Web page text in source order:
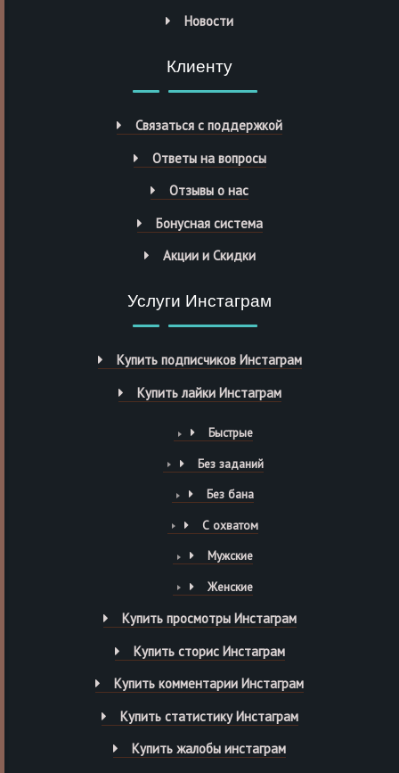
Новости
Клиенту
Связаться с поддержкой
Ответы на вопросы
Отзывы о нас
Бонусная система
Акции и Скидки
Услуги Инстаграм
Купить подписчиков Инстаграм
Купить лайки Инстаграм
Быстрые
Без заданий
Без бана
С охватом
Мужские
Женские
Купить просмотры Инстаграм
Купить сторис Инстаграм
Купить комментарии Инстаграм
Купить статистику Инстаграм
Купить жалобы инстаграм